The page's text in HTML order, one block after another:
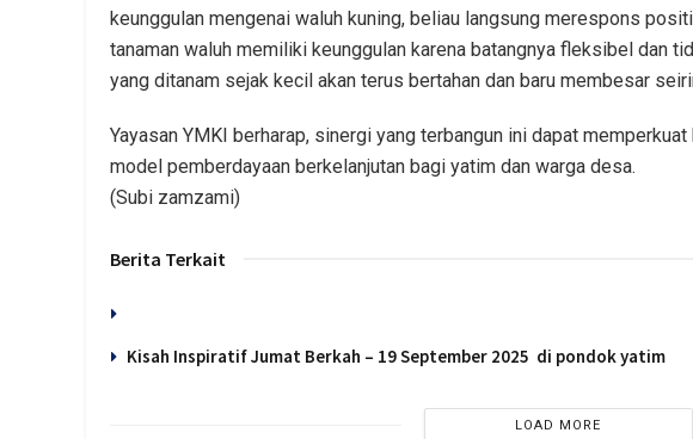
keunggulan mengenai waluh kuning, beliau langsung merespons
tanaman waluh memiliki keunggulan karena batangnya fleksibel dan
yang ditanam sejak kecil akan terus bertahan dan baru membesar
Yayasan YMKI berharap, sinergi yang terbangun ini dapat
model pemberdayaan berkelanjutan bagi yatim dan warga desa.
(Subi zamzami)
Berita Terkait
Kisah Inspiratif Jumat Berkah – 19 September 2025 di pondok yatim
LOAD MORE